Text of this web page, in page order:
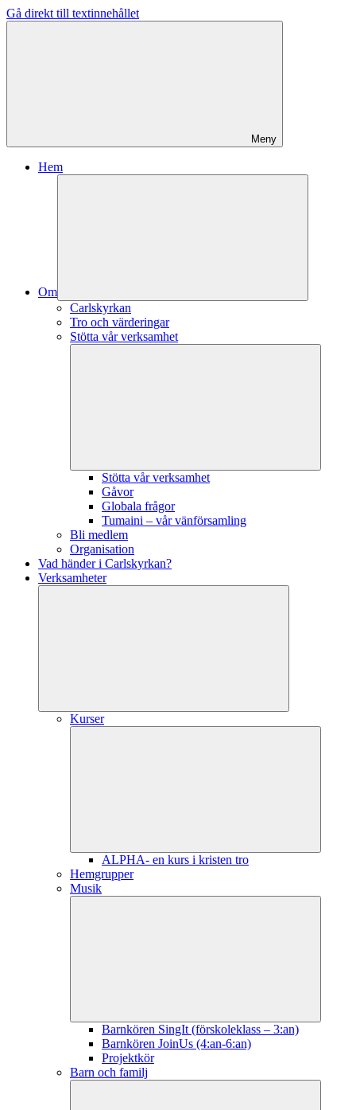
Gå direkt till textinnehållet
Meny
Hem
Om
Carlskyrkan
Tro och värderingar
Stötta vår verksamhet
Stötta vår verksamhet
Gåvor
Globala frågor
Tumaini – vår vänförsamling
Bli medlem
Organisation
Vad händer i Carlskyrkan?
Verksamheter
Kurser
ALPHA- en kurs i kristen tro
Hemgrupper
Musik
Barnkören SingIt (förskoleklass – 3:an)
Barnkören JoinUs (4:an-6:an)
Projektkör
Barn och familj